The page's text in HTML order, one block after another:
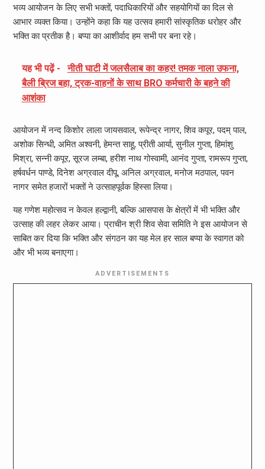
भव्य आयोजन के लिए सभी भक्तों, पदाधिकारियों और सहयोगियों का दिल से
आभार व्यक्त किया। उन्होंने कहा कि यह उत्सव हमारी सांस्कृतिक धरोहर और
भक्ति का प्रतीक है। बप्पा का आशीर्वाद हम सभी पर बना रहे।
यह भी पढ़ें -
नीती घाटी में जलसैलाब का कहर! तमक नाला उफना,
बैली ब्रिज बहा, ट्रक-वाहनों के साथ BRO कर्मचारी के बहने की
आशंका
आयोजन में नन्द किशोर लाला जायसवाल, रूपेन्द्र नागर, शिव कपूर, पदम् पाल,
अशोक सिन्धी, अमित अश्वनी, हेमन्त साहू, प्रीती आर्या, सुनील गुप्ता, हिमांशु
मिश्रा, सन्नी कपूर, सूरज लम्बा, हरीश नाथ गोस्वामी, आनंद गुप्ता, रामरूप गुप्ता,
हर्षवर्धन पाण्डे, दिनेश अग्रवाल दीपू, अनिल अग्रवाल, मनोज मठपाल, पवन
नागर समेत हजारों भक्तों ने उत्साहपूर्वक हिस्सा लिया।
यह गणेश महोत्सव न केवल हल्द्वानी, बल्कि आसपास के क्षेत्रों में भी भक्ति और
उत्साह की लहर लेकर आया। प्राचीन श्री शिव सेवा समिति ने इस आयोजन से
साबित कर दिया कि भक्ति और संगठन का यह मेल हर साल बप्पा के स्वागत को
और भी भव्य बनाएगा।
ADVERTISEMENTS